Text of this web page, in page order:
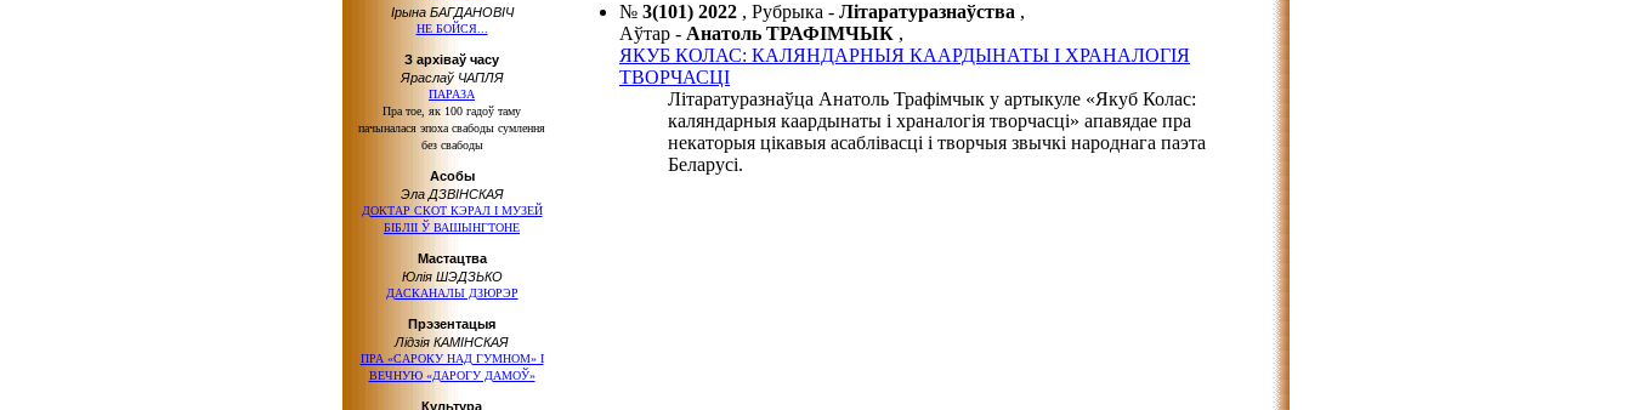
Ірына БАГДАНОВІЧ
НЕ БОЙСЯ...
З архіваў часу
Яраслаў ЧАПЛЯ
ПАРАЗА
Пра тое, як 100 гадоў таму
пачыналася эпоха свабоды сумлення
без свабоды
Асобы
Эла ДЗВІНСКАЯ
ДОКТАР СКОТ КЭРАЛ І МУЗЕЙ
БІБЛІІ Ў ВАШЫНГТОНЕ
Мастацтва
Юлія ШЭДЗЬКО
ДАСКАНАЛЫ ДЗЮРЭР
Прэзентацыя
Лідзія КАМІНСКАЯ
ПРА «САРОКУ НАД ГУМНОМ» І
ВЕЧНУЮ «ДАРОГУ ДАМОЎ»
Культура
№ 3(101) 2022 , Рубрыка - Літаратуразнаўства ,
Аўтар - Анатоль ТРАФІМЧЫК ,
ЯКУБ КОЛАС: КАЛЯНДАРНЫЯ КААРДЫНАТЫ І ХРАНАЛОГІЯ
ТВОРЧАСЦІ
Літаратуразнаўца Анатоль Трафімчык у артыкуле «Якуб Колас:
каляндарныя каардынаты і храналогія творчасці» апавядае пра
некаторыя цікавыя асаблівасці і творчыя звычкі народнага паэта
Беларусі.